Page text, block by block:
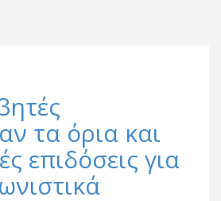
τα όρια και
επιδόσεις για